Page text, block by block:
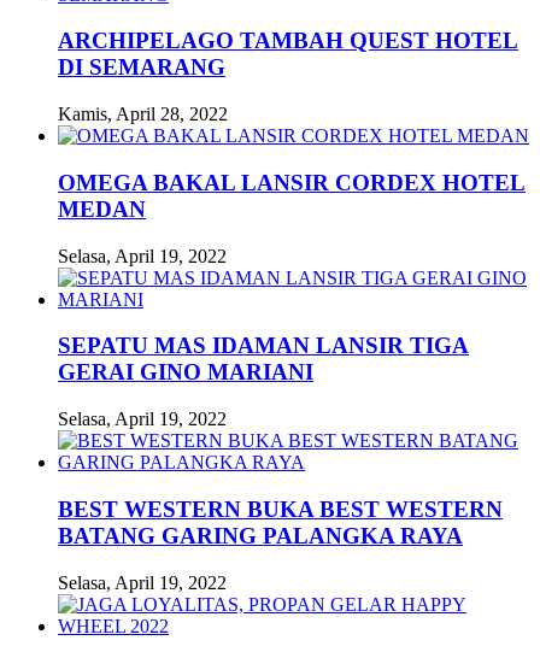
ARCHIPELAGO TAMBAH QUEST HOTEL
DI SEMARANG
Kamis, April 28, 2022
OMEGA BAKAL LANSIR CORDEX HOTEL
MEDAN
Selasa, April 19, 2022
SEPATU MAS IDAMAN LANSIR TIGA
GERAI GINO MARIANI
Selasa, April 19, 2022
BEST WESTERN BUKA BEST WESTERN
BATANG GARING PALANGKA RAYA
Selasa, April 19, 2022